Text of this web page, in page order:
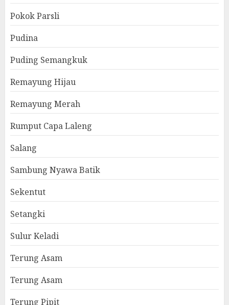
Pokok Parsli
Pudina
Puding Semangkuk
Remayung Hijau
Remayung Merah
Rumput Capa Laleng
Salang
Sambung Nyawa Batik
Sekentut
Setangki
Sulur Keladi
Terung Asam
Terung Asam
Terung Pipit